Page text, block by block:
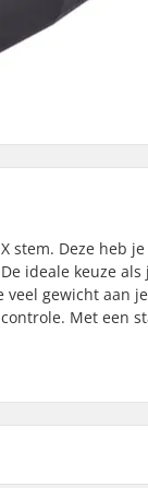
stem. Deze
ideale keuze
gewicht aan
Met een